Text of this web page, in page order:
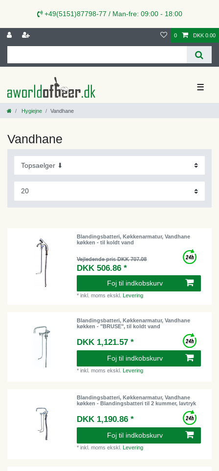
+49(5151)87798-77 / Man-fre: 09:00 - 18:00
0 DKK 0.00
☰
Hygiejne Vandhane
Vandhane
Blandingsbatteri, Køkkenarmatur, Vandhane
køkken - til koldt vand
Vejledende pris DKK 707.08
DKK 506.86 *
Foj til indkobskurv
*inkl. moms ekskl.Levering
Blandingsbatteri, Køkkenarmatur, Vandhane
køkken - "BRUSE", til koldt vand
DKK 1,121.57 *
Foj til indkobskurv
*inkl. moms ekskl.Levering
Blandingsbatteri, Køkkenarmatur, Vandhane
køkken - Blandingsbatteri til 2 kummer, lavtryk
DKK 1,190.86 *
Foj til indkobskurv
*inkl. moms ekskl.Levering